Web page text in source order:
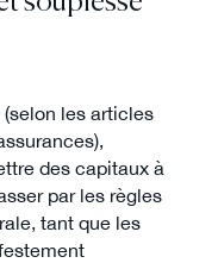
(selon les articles
des capitaux à
par les règles
tant que les